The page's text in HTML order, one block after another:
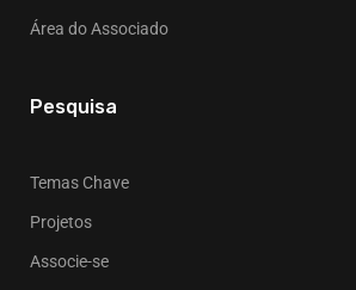
Área do Associado
Pesquisa
Temas Chave
Projetos
Associe-se